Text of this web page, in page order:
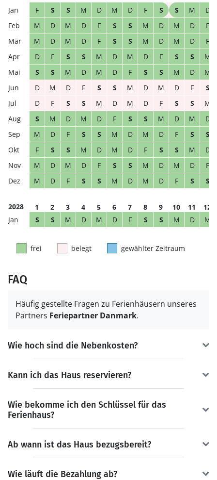
F
S S M D M D F S S M
D
M
D M D F S S M D M D
F
M
D M D F S S M D M D
F
D
F S S M D M D F S S
M
S
S M D M D F S S M D
M
D
M D F S S M D M D F
S
D
F S S M D M D F S S
M
S
M D M D F S S M D M
D
M
D F S S M D M D F S
S
F
S S M D M D F S S M
D
M
D M D F S S M D M D
F
M
D F S S M D M D F S S
2028 1 2 3 4 5 6 7 8 9 10 11
12
S
S M D M D F S S M D M
frei belegt gewählter Zeitraum
FAQ
Häufig gestellte Fragen zu Ferienhäusern unseres
Partners Feriepartner Danmark.
Wie hoch sind die Nebenkosten?
Kann ich das Haus reservieren?
Wie bekomme ich den Schlüssel für das
Ferienhaus?
Ab wann ist das Haus bezugsbereit?
Wie läuft die Bezahlung ab?